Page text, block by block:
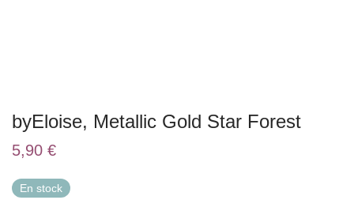
byEloise, Metallic Gold Star Forest
5,90 €
En stock